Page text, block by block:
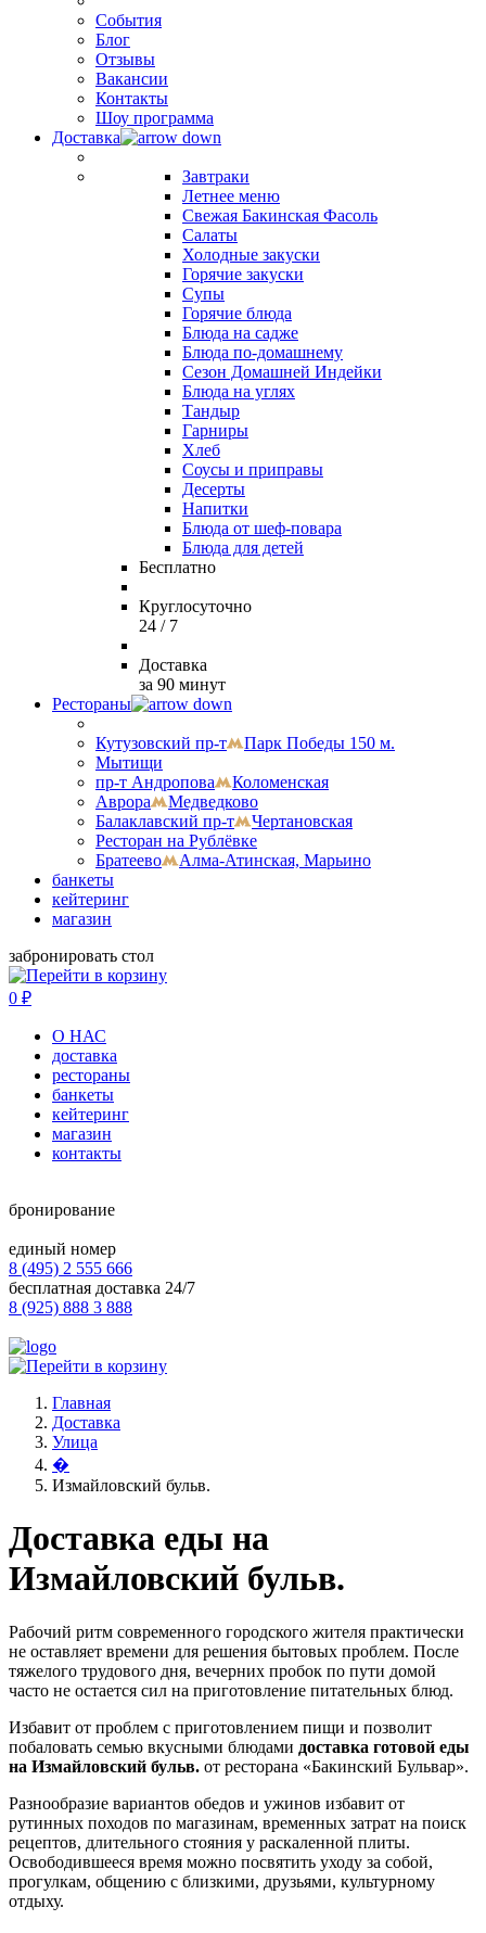
События
Блог
Отзывы
Вакансии
Контакты
Шоу программа
Доставка
Завтраки
Летнее меню
Свежая Бакинская Фасоль
Салаты
Холодные закуски
Горячие закуски
Супы
Горячие блюда
Блюда на садже
Блюда по-домашнему
Сезон Домашней Индейки
Блюда на углях
Тандыр
Гарниры
Хлеб
Соусы и приправы
Десерты
Напитки
Блюда от шеф-повара
Блюда для детей
Бесплатно
Круглосуточно
24 / 7
Доставка
за 90 минут
Рестораны
Кутузовский пр-т
Парк Победы 150 м.
Мытищи
пр-т Андропова
Коломенская
Аврора
Медведково
Балаклавский пр-т
Чертановская
Ресторан на Рублёвке
Братеево
Алма-Атинская, Марьино
банкеты
кейтеринг
магазин
забронировать стол
0 ₽
О НАС
доставка
рестораны
банкеты
кейтеринг
магазин
контакты
бронирование
единый номер
8 (495) 2 555 666
бесплатная доставка 24/7
8 (925) 888 3 888
Главная
Доставка
Улица
�
Измайловский бульв.
Доставка еды на
Измайловский бульв.
Рабочий ритм современного городского жителя практически
не оставляет времени для решения бытовых проблем. После
тяжелого трудового дня, вечерних пробок по пути домой
часто не остается сил на приготовление питательных блюд.
Избавит от проблем с приготовлением пищи и позволит
побаловать семью вкусными блюдами доставка готовой еды
на Измайловский бульв. от ресторана «Бакинский Бульвар».
Разнообразие вариантов обедов и ужинов избавит от
рутинных походов по магазинам, временных затрат на поиск
рецептов, длительного стояния у раскаленной плиты.
Освободившееся время можно посвятить уходу за собой,
прогулкам, общению с близкими, друзьями, культурному
отдыху.